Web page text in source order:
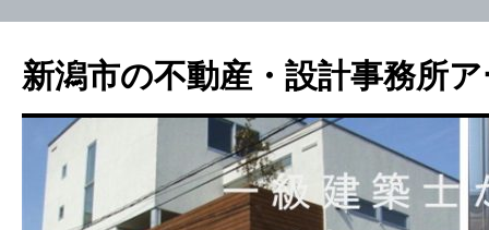
新潟市の不動産・設計事務所